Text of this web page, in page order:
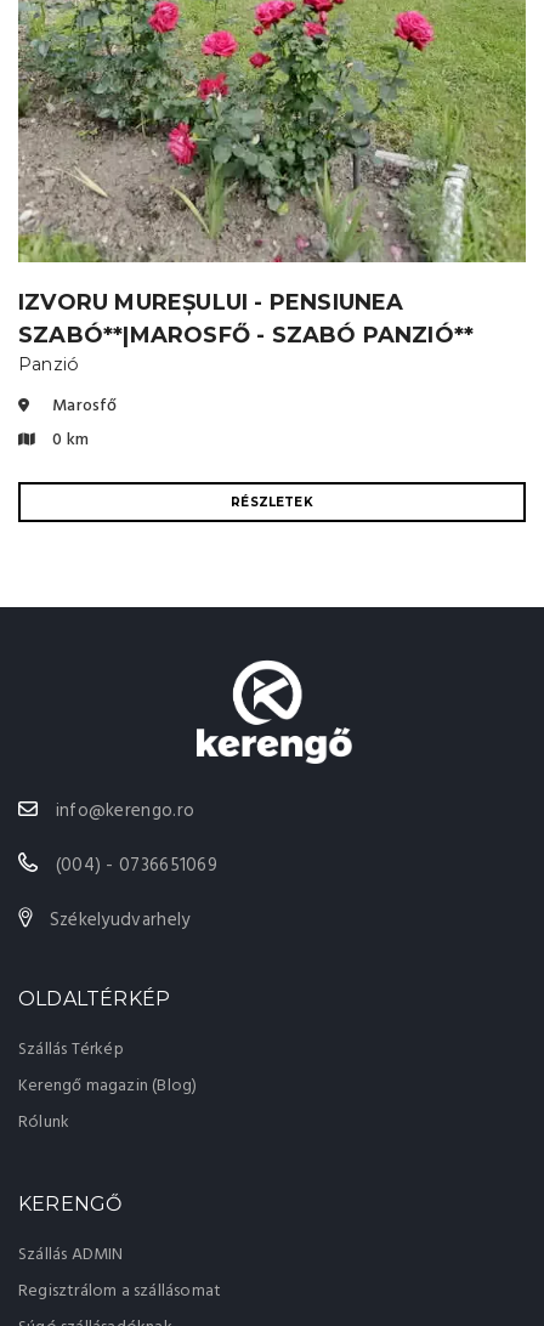
IZVORU MUREȘULUI - PENSIUNEA
SZABÓ**|MAROSFŐ - SZABÓ PANZIÓ**
Panzió
Marosfő
0 km
RÉSZLETEK
info@kerengo.ro
(004) - 0736651069
Székelyudvarhely
OLDALTÉRKÉP
Szállás Térkép
Kerengő magazin (Blog)
Rólunk
KERENGŐ
Szállás ADMIN
Regisztrálom a szállásomat